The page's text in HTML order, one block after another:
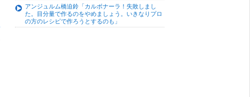
アンジュルム橋迫鈴「カルボナーラ！失敗しまし
た。目分量で作るのをやめましょう。いきなりプロ
の方のレシピで作ろうとするのも」